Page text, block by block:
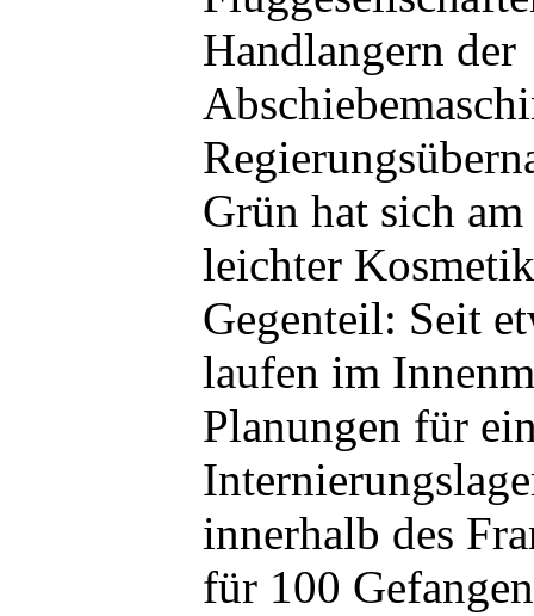
Handlangern der
Grün hat sich
leichter
Gegenteil: Seit
laufen im
Planungen für
innerhalb des
für 100